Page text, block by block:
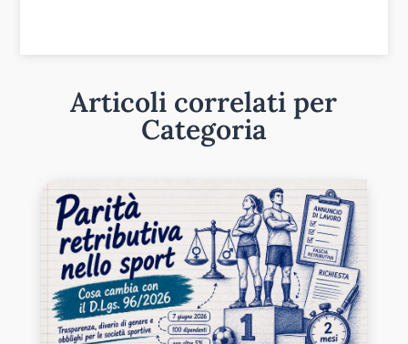
Articoli correlati per
Categoria